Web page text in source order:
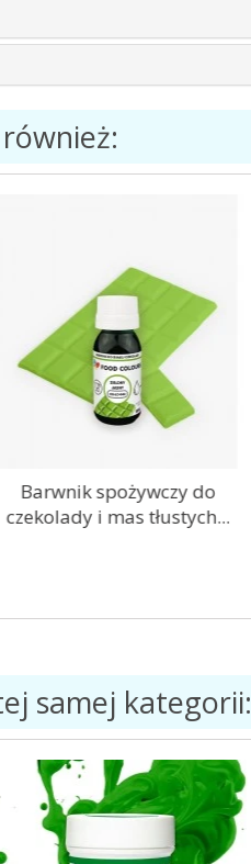
Barwnik spożywczy do
czekolady i mas tłustych...
samej kategorii: